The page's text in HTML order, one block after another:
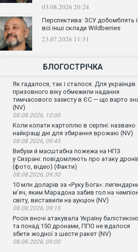
03.08.2026 20:24
Перспектива: ЗСУ добомблять і
всі інші склади Wildberries
23.07.2026 11:31
БЛОГОСТРІЧКА
Як гадалося, так і сталося. Для українців
призовного віку обмежили надання
тимчасового захисту в ЄС — що варто
(NV)
08.08.2026, 10:00
Коли копати картоплю в серпні: названо
найкращі дні для збирання врожаю (NV)
08.08.2026, 09:45
Вибухи й масштабна пожежа на НПЗ
у Сизрані: повідомляють про атаку
(фото, відео) (Факти)
08.08.2026, 09:30
10 млн доларів за «Руку Бога»:
м’яч, яким Марадона забив гол на
світу, виставили на аукціон (NV)
08.08.2026, 09:15
Росія вночі атакувала Україну балістикою
та понад 150 дронами, ППО не вдалося
збити жодної з шести ракет (NV)
08.08.2026, 09:00